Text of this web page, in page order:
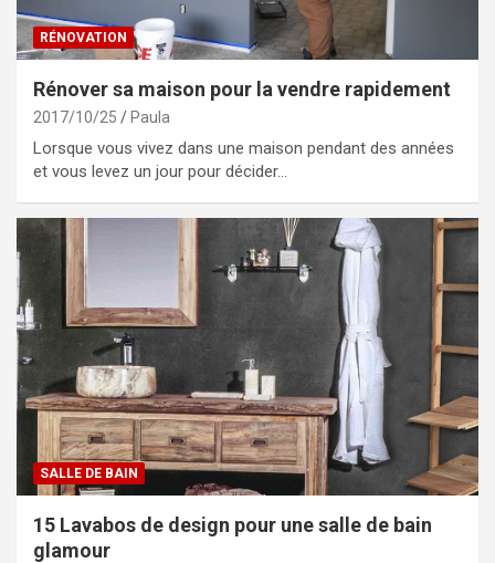
RÉNOVATION
Rénover sa maison pour la vendre rapidement
2017/10/25 Paula
Lorsque vous vivez dans une maison pendant des années
et vous levez un jour pour décider…
SALLE DE BAIN
15 Lavabos de design pour une salle de bain
glamour